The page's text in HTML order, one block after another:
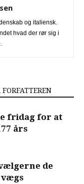
og italiensk.
hvad der rør sig i
FORFATTEREN
fridag for at
års
de